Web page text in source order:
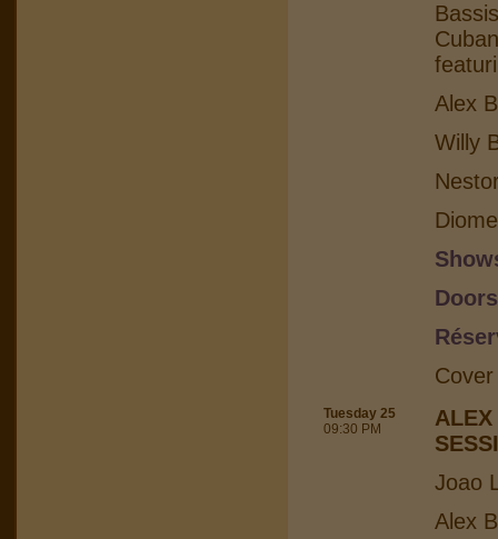
Alex
Willy
Tuesday 25
09:30 PM
Joao
Alex